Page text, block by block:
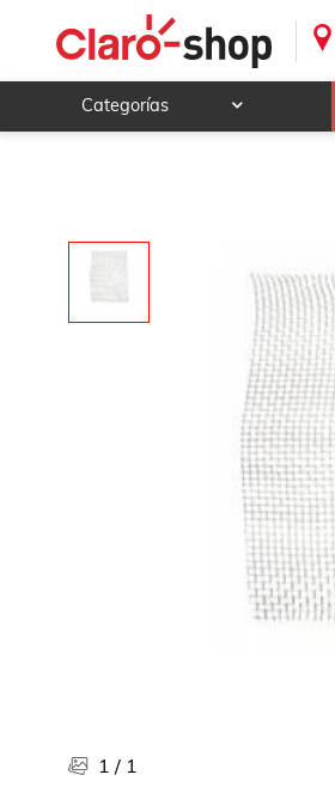
Categorías
Hogar y jardín
Ropa, calzado y accesorios
Salud, belleza y cuidado personal
Películas, series de tv y música
1 / 1